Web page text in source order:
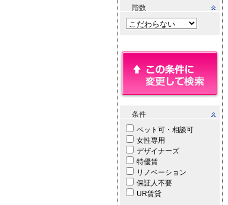
階数
条件
ペット可・相談可
女性専用
デザイナーズ
特優賃
リノベーション
保証人不要
UR賃貸